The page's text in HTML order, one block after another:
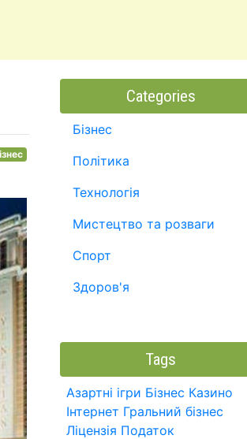
Categories
Бізнес
Політика
Технологія
Мистецтво та розваги
Спорт
Здоров'я
Tags
Азартні ігри Бізнес Казино
Інтернет Гральний бізнес
Ліцензія Податок